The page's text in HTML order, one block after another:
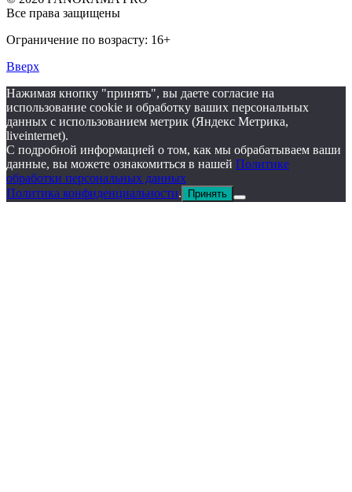
Все права защищены
Ограничение по возрасту: 16+
Вверх
Нажимая кнопку "принять", вы даете согласие на
использование cookie и обработку ваших персональных
данных с использованием метрик (Яндекс Метрика,
liveinternet).
С подробной информацией о том, как мы обрабатываем ваши
данные, вы можете ознакомиться в нашей Политике
обработки персональных данных
Политика конфиденциальности. Принять